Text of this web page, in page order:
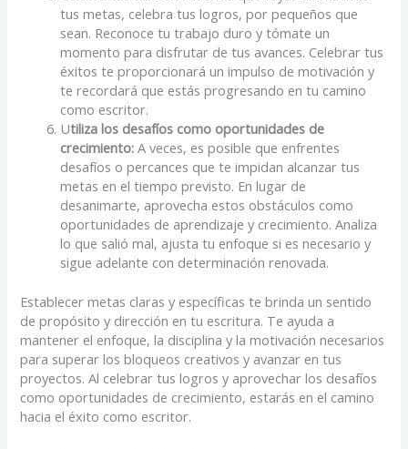
tus metas, celebra tus logros, por pequeños que
sean. Reconoce tu trabajo duro y tómate un
momento para disfrutar de tus avances. Celebrar tus
éxitos te proporcionará un impulso de motivación y
te recordará que estás progresando en tu camino
como escritor.
Utiliza los desafíos como oportunidades de
crecimiento:A veces, es posible que enfrentes
desafíos o percances que te impidan alcanzar tus
metas en el tiempo previsto. En lugar de
desanimarte, aprovecha estos obstáculos como
oportunidades de aprendizaje y crecimiento. Analiza
lo que salió mal, ajusta tu enfoque si es necesario y
sigue adelante con determinación renovada.
Establecer metas claras y específicas te brinda un sentido
de propósito y dirección en tu escritura. Te ayuda a
mantener el enfoque, la disciplina y la motivación necesarios
para superar los bloqueos creativos y avanzar en tus
proyectos. Al celebrar tus logros y aprovechar los desafíos
como oportunidades de crecimiento, estarás en el camino
hacia el éxito como escritor.